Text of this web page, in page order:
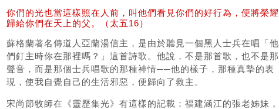
你們的光也當這樣照在人前，叫他們看見你們的好行為，便將榮耀
歸給你們在天上的父。（太五16）
蘇格蘭著名傳道人亞蘭湯信主，是由於聽見一個黑人士兵在唱「他
們釘主時你在那裡嗎？」這首詩歌。他說，不是那首歌，也不是那
聲音，而是那個士兵唱歌的那種神情──他的樣子，那種真摯的表
現，使我自覺自己的生活邪惡，便歸向了救主。
宋尚節牧師在《靈歷集光》有這樣的記載：福建涵江的張老姊妹，